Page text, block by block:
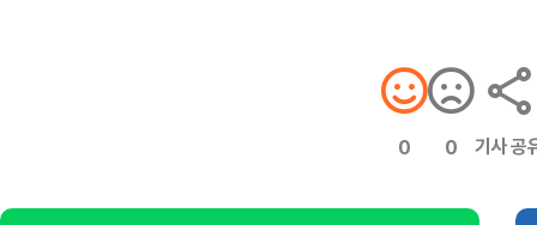
0 0 기사 공